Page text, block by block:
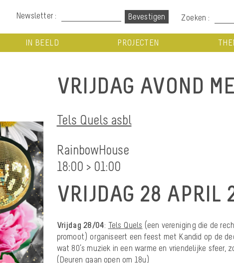
Newsletter : Zoeken :
IN BEELD PROJECTEN
VRIJDAG AVOND
Tels Quels asbl
RainbowHouse
18:00 > 01:00
VRIJDAG 28 APRIL
Vrijdag 28/04: Tels Quels (een vereniging die de
promoot) organiseert een feest met Kandid op de
wat 80’s muziek in een warme en vriendelijke sfeer,
(Deuren gaan open om 18u)